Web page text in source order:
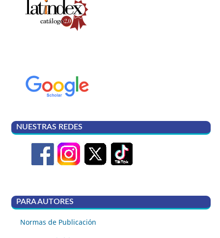
NUESTRAS REDES
PARA AUTORES
Normas de Publicación